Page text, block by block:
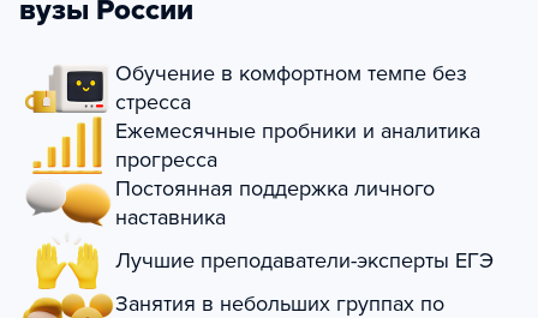
вузы России
Обучение в комфортном темпе без
стресса
Ежемесячные пробники и аналитика
прогресса
Постоянная поддержка личного
наставника
Лучшие преподаватели-эксперты ЕГЭ
Занятия в небольших группах по